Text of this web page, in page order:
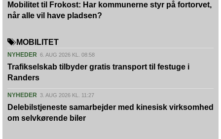
Mobilitet til Frokost: Har kommunerne styr på fortorvet,
når alle vil have pladsen?
MOBILITET
NYHEDER 6. AUG 2026 KL. 08:58
Trafikselskab tilbyder gratis transport til festuge i
Randers
NYHEDER 3. AUG 2026 KL. 11:27
Delebilstjeneste samarbejder med kinesisk virksomhed
om selvkørende biler